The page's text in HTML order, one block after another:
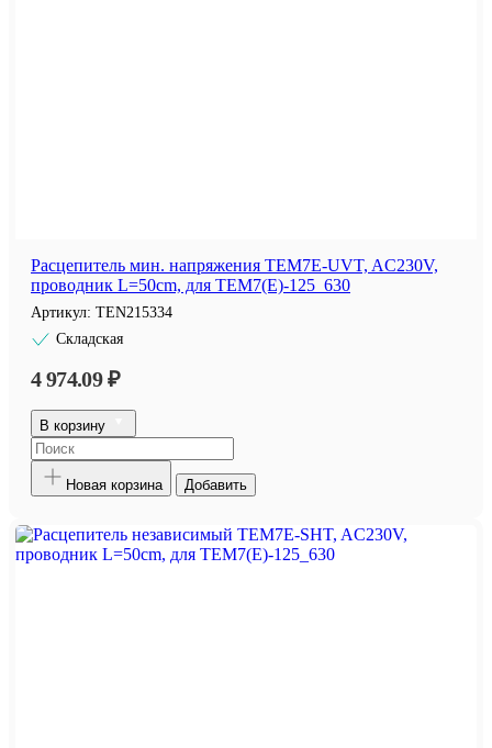
Расцепитель мин. напряжения TEM7E-UVT, AC230V,
проводник L=50cm, для TEM7(E)-125_630
Артикул: TEN215334
Складская
4 974.09 ₽
В корзину
Новая корзина Добавить